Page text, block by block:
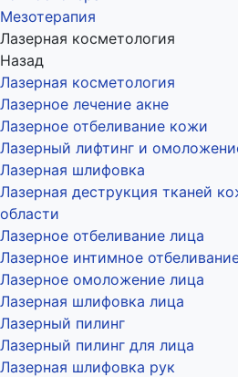
Мезотерапия
Лазерная косметология
Назад
Лазерная косметология
Лазерное лечение акне
Лазерное отбеливание кожи
Лазерный лифтинг и
Лазерная шлифовка
Лазерная деструкция тканей
области
Лазерное отбеливание лица
Лазерное интимное
Лазерное омоложение лица
Лазерная шлифовка лица
Лазерный пилинг
Лазерный пилинг для лица
Лазерная шлифовка рук